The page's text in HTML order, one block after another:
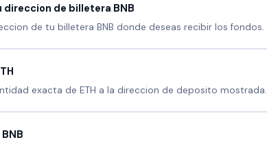
direccion de billetera BNB
de tu billetera BNB donde deseas recibir los fondos.
exacta de ETH a la direccion de deposito mostrada.